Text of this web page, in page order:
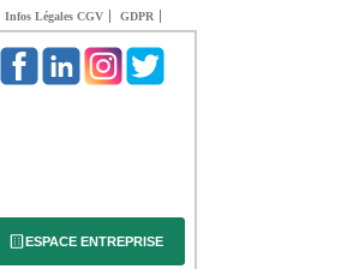
Infos Légales CGV GDPR
ESPACE ENTREPRISE